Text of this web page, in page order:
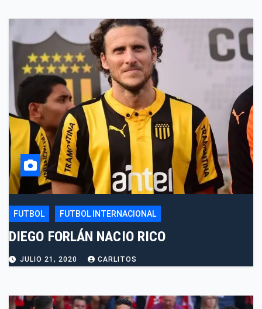
FUTBOL FUTBOL INTERNACIONAL
DIEGO FORLÁN NACIO RICO
JULIO 21, 2020 CARLITOS